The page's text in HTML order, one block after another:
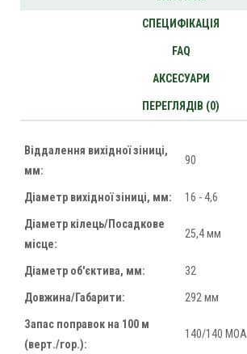
СПЕЦИФІКАЦІЯ
FAQ
АКСЕСУАРИ
ПЕРЕГЛЯДІВ (0)
Віддалення вихідної зіниці,
мм:
90
Діаметр вихідної зіниці, мм: 16 - 4,6
Діаметр кілець/Посадкове
місце:
25,4 мм
Діаметр об'єктива, мм: 32
Довжина/Габарити: 292 мм
Запас поправок на 100 м
(верт./гор.):
140/140 МОА